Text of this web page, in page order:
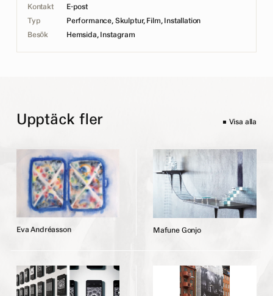
Kontakt
E-post
Typ
Performance, Skulptur, Film, Installation
Besök
Hemsida, Instagram
Upptäck fler Visa alla
Eva Andréasson Mafune Gonjo